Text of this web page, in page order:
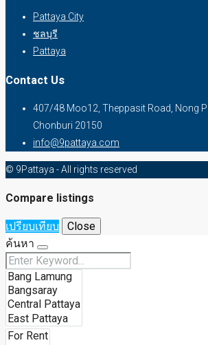
Pattaya City
ชลบุรี
Pattaya
Contact Us
407/48 Moo12, Theppasit Road, Nong
Chonburi 20150
info@9pattaya.com
© 9Pattaya - All rights reserved
Compare listings
เปรียบเทียบ
Close
ค้นหา